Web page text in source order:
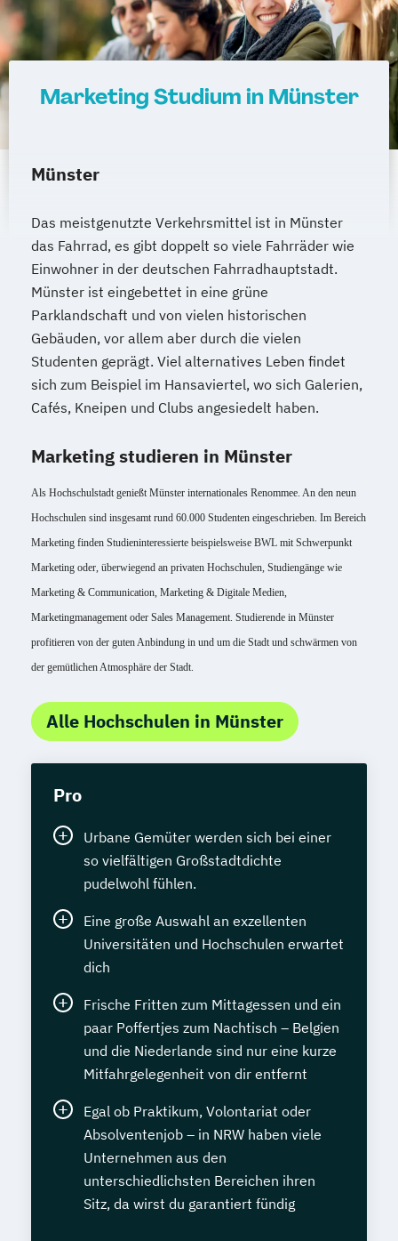
Sales Management & Strategy UX-Design
Marketing Studium in Münster
Münster
Das meistgenutzte Verkehrsmittel ist in Münster
das Fahrrad, es gibt doppelt so viele Fahrräder wie
Einwohner in der deutschen Fahrradhauptstadt.
Münster ist eingebettet in eine grüne
Parklandschaft und von vielen historischen
Gebäuden, vor allem aber durch die vielen
Studenten geprägt. Viel alternatives Leben findet
sich zum Beispiel im Hansaviertel, wo sich Galerien,
Cafés, Kneipen und Clubs angesiedelt haben.
Marketing studieren in Münster
Als Hochschulstadt genießt Münster internationales Renommee. An den neun
Hochschulen sind insgesamt rund 60.000 Studenten eingeschrieben. Im Bereich
Marketing finden Studieninteressierte beispielsweise BWL mit Schwerpunkt
Marketing oder, überwiegend an privaten Hochschulen, Studiengänge wie
Marketing & Communication, Marketing & Digitale Medien,
Marketingmanagement oder Sales Management. Studierende in Münster
profitieren von der guten Anbindung in und um die Stadt und schwärmen von
der gemütlichen Atmosphäre der Stadt.
Alle Hochschulen in Münster
Pro
Urbane Gemüter werden sich bei einer
so vielfältigen Großstadtdichte
pudelwohl fühlen.
Eine große Auswahl an exzellenten
Universitäten und Hochschulen erwartet
dich
Frische Fritten zum Mittagessen und ein
paar Poffertjes zum Nachtisch – Belgien
und die Niederlande sind nur eine kurze
Mitfahrgelegenheit von dir entfernt
Egal ob Praktikum, Volontariat oder
Absolventenjob – in NRW haben viele
Unternehmen aus den
unterschiedlichsten Bereichen ihren
Sitz, da wirst du garantiert fündig